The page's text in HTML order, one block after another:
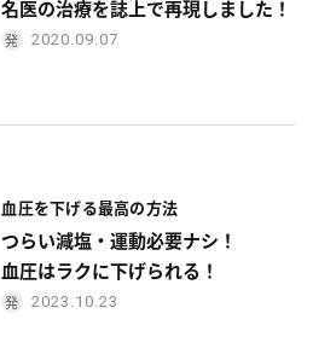
名医の治療を誌上で再現しました！
2020.09.07
血圧を下げる最高の方法
つらい減塩・運動必要ナシ！
血圧はラクに下げられる！
2023.10.23